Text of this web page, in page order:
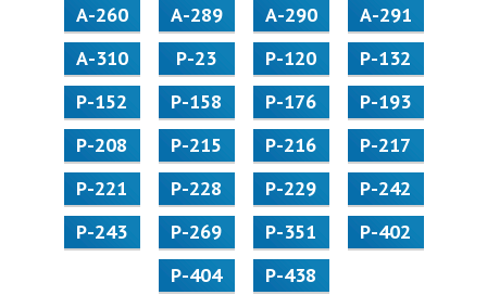
А-260
А-289 А-290
А-291
А-310
Р-23 Р-120
Р-132
Р-152
Р-158 Р-176
Р-193
Р-208
Р-215 Р-216
Р-217
Р-221
Р-228 Р-229
Р-242
Р-243
Р-269 Р-351
Р-402
Р-404
Р-438